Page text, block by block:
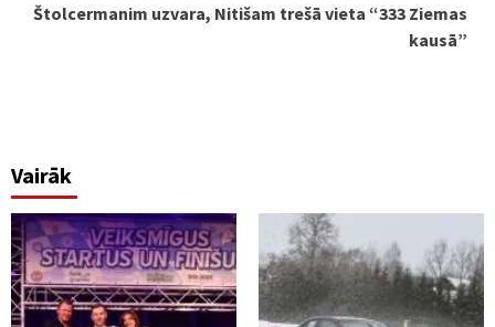
Štolcermanim uzvara, Nitišam trešā vieta “333 Ziemas
kausā”
Vairāk